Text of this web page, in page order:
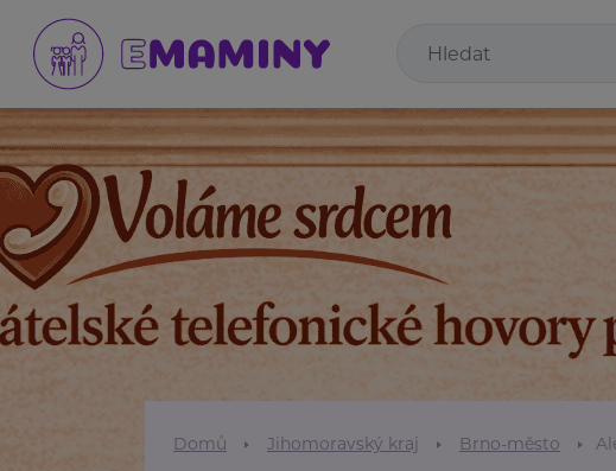
Domů Jihomoravský kraj Brno-město